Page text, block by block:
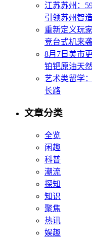
江苏苏州：
引领苏州智
重新定义玩
竞台式机来
8月7日美市
铂钯原油天
艺术类留学
长路
文章分类
全览
闲趣
科普
潮流
探知
知识
聚焦
热讯
娱趣